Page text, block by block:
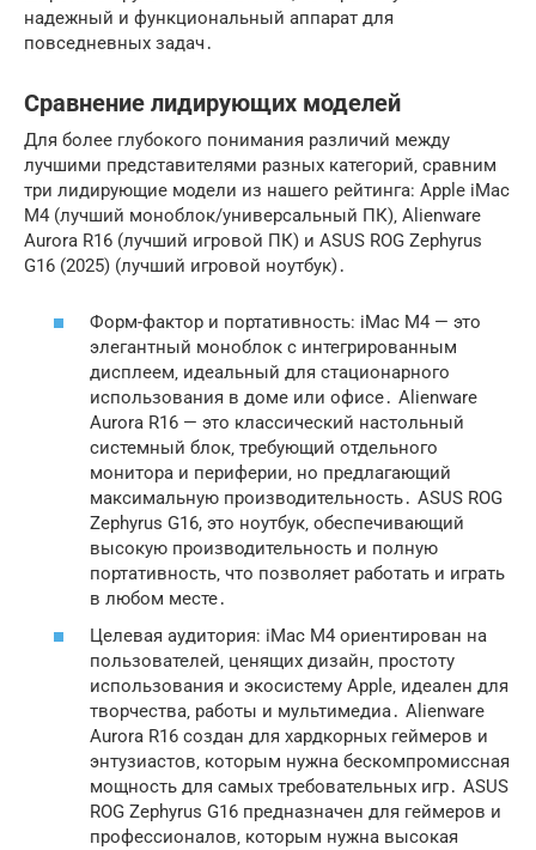
надежный и функциональный аппарат для
повседневных задач․
Сравнение лидирующих моделей
Для более глубокого понимания различий между
лучшими представителями разных категорий‚ сравним
три лидирующие модели из нашего рейтинга: Apple iMac
M4 (лучший моноблок/универсальный ПК)‚ Alienware
Aurora R16 (лучший игровой ПК) и ASUS ROG Zephyrus
G16 (2025) (лучший игровой ноутбук)․
Форм-фактор и портативность: iMac M4 — это
элегантный моноблок с интегрированным
дисплеем‚ идеальный для стационарного
использования в доме или офисе․ Alienware
Aurora R16 — это классический настольный
системный блок‚ требующий отдельного
монитора и периферии‚ но предлагающий
максимальную производительность․ ASUS ROG
Zephyrus G16, это ноутбук‚ обеспечивающий
высокую производительность и полную
портативность‚ что позволяет работать и играть
в любом месте․
Целевая аудитория: iMac M4 ориентирован на
пользователей‚ ценящих дизайн‚ простоту
использования и экосистему Apple‚ идеален для
творчества‚ работы и мультимедиа․ Alienware
Aurora R16 создан для хардкорных геймеров и
энтузиастов‚ которым нужна бескомпромиссная
мощность для самых требовательных игр․ ASUS
ROG Zephyrus G16 предназначен для геймеров и
профессионалов‚ которым нужна высокая